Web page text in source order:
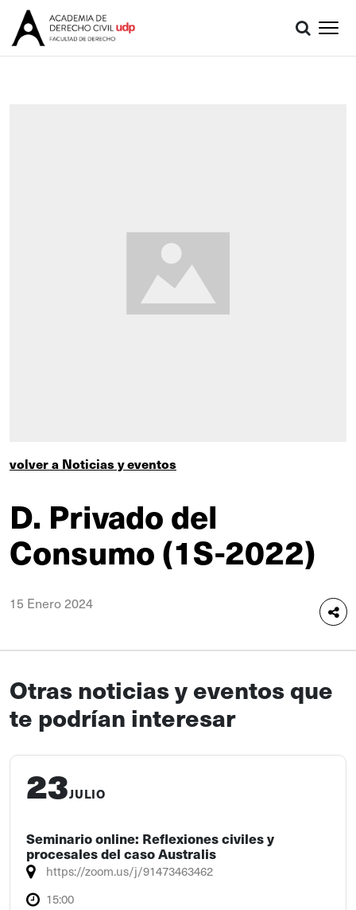
volver a Noticias y eventos
D. Privado del
Consumo (1S-2022)
15 Enero 2024
Otras noticias y eventos que
te podrían interesar
23JULIO
Seminario online: Reflexiones civiles y
procesales del caso Australis
https://zoom.us/j/91473463462
15:00